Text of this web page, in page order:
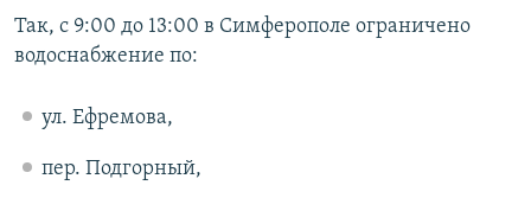
Так, с 9:00 до 13:00 в Симферополе ограничено
водоснабжение по:
ул. Ефремова,
пер. Подгорный,